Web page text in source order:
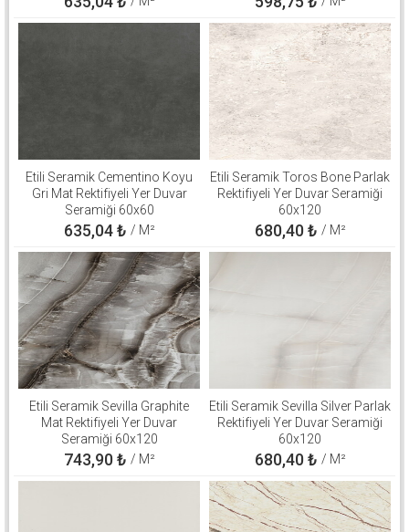
Etili Seramik Cementino Koyu
Gri Mat Rektifiyeli Yer Duvar
Seramiği 60x60
635,04₺ / M²
Etili Seramik Toros Bone Parlak
Rektifiyeli Yer Duvar Seramiği
60x120
680,40₺ / M²
Etili Seramik Sevilla Graphite
Mat Rektifiyeli Yer Duvar
Seramiği 60x120
743,90₺ / M²
Etili Seramik Sevilla Silver Parlak
Rektifiyeli Yer Duvar Seramiği
60x120
680,40₺ / M²